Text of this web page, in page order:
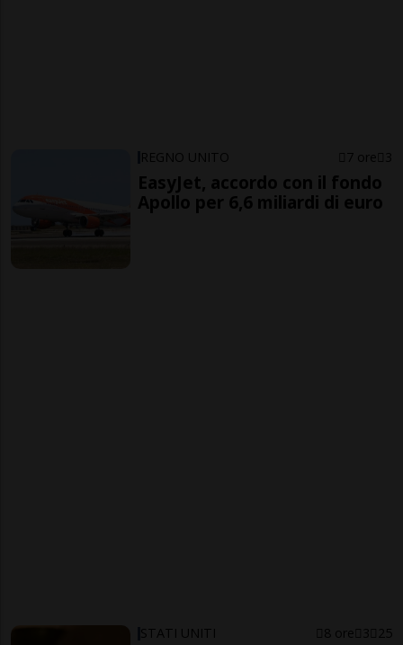
REGNO UNITO 7 ore 3
EasyJet, accordo con il fondo
Apollo per 6,6 miliardi di euro
STATI UNITI 8 ore 3 25